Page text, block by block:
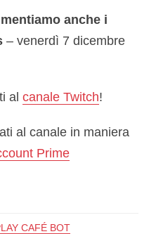
anche i
– venerdì 7 dicembre
al canale Twitch!
al canale in maniera
Prime
CAFÉ BOT